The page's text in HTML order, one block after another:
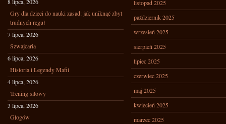
Gry dla dzieci do nauki zasad: jak uniknąć zbyt
trudnych reguł
7 lipca, 2026
Szwajcaria
6 lipca, 2026
Historia i Legendy Mafii
4 lipca, 2026
Trening siłowy
3 lipca, 2026
Głogów
listopad 2025
październik 2025
wrzesień 2025
sierpień 2025
lipiec 2025
czerwiec 2025
maj 2025
kwiecień 2025
marzec 2025